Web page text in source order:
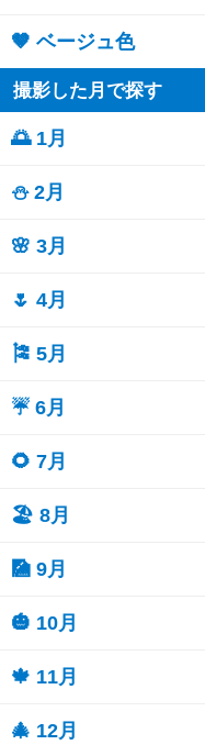
🤎 ベージュ色
撮影した月で探す
🌅 1月
⛄ 2月
🌸 3月
🌷 4月
🎏 5月
☔ 6月
🌻 7月
🏖 8月
🎑 9月
🎃 10月
🍁 11月
🎄 12月